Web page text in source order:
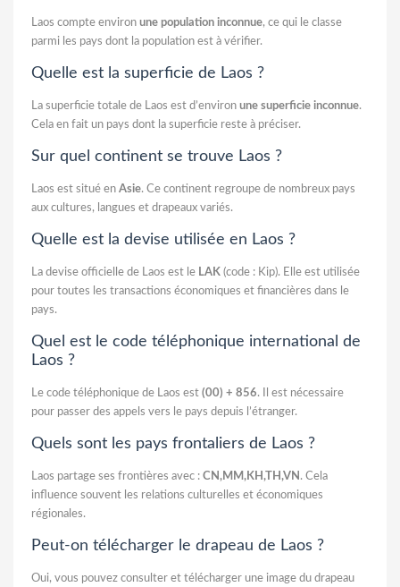
Laos compte environ une population inconnue, ce qui le classe
parmi les pays dont la population est à vérifier.
Quelle est la superficie de Laos ?
La superficie totale de Laos est d’environ une superficie inconnue.
Cela en fait un pays dont la superficie reste à préciser.
Sur quel continent se trouve Laos ?
Laos est situé en Asie. Ce continent regroupe de nombreux pays
aux cultures, langues et drapeaux variés.
Quelle est la devise utilisée en Laos ?
La devise officielle de Laos est le LAK (code : Kip). Elle est utilisée
pour toutes les transactions économiques et financières dans le
pays.
Quel est le code téléphonique international de
Laos ?
Le code téléphonique de Laos est (00) + 856. Il est nécessaire
pour passer des appels vers le pays depuis l’étranger.
Quels sont les pays frontaliers de Laos ?
Laos partage ses frontières avec : CN,MM,KH,TH,VN . Cela
influence souvent les relations culturelles et économiques
régionales.
Peut-on télécharger le drapeau de Laos ?
Oui, vous pouvez consulter et télécharger une image du drapeau